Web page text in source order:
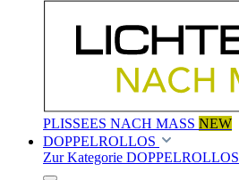
PLISSEES NACH MASS NEW
DOPPELROLLOS
Zur Kategorie DOPPELROLLOS